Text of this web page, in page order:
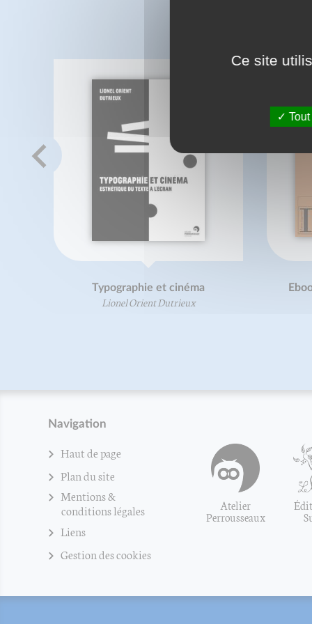
Typographie et cinéma
Lionel Orient Dutrieux
Navigation
Haut de page
Plan du site
Mentions &
conditions légales
Liens
Gestion des cookies
Atelier
Perrousseaux
Ce site